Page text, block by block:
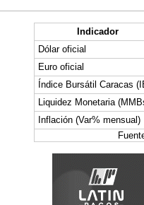
Indicador
Dólar oficial
Euro oficial
Índice Bursátil Caracas
Liquidez Monetaria
Inflación (Var% mensual)